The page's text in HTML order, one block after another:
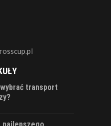
transport